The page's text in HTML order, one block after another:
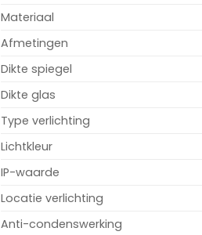
Materiaal
Afmetingen
Dikte spiegel
Dikte glas
Type verlichting
Lichtkleur
IP-waarde
Locatie verlichting
Anti-condenswerking